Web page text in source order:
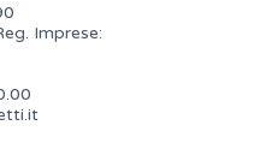
Imprese: